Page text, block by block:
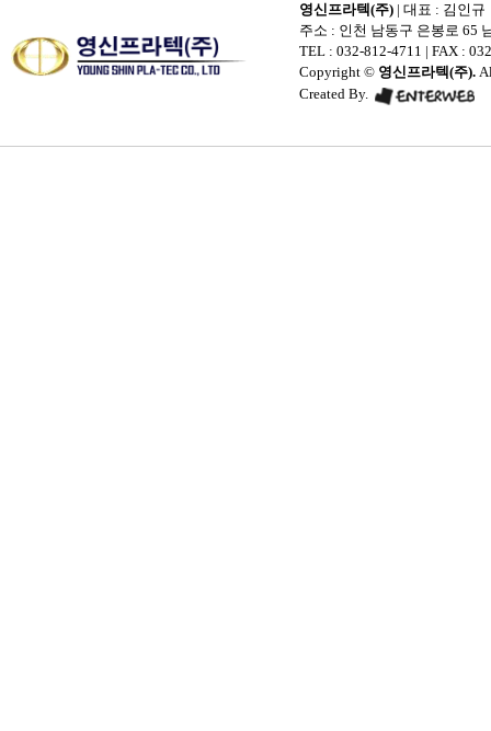
영신프라텍(주) | 대표 : 김인규
주소 : 인천 남동구 은봉로 65
TEL : 032-812-4711 | FAX :
Copyright © 영신프라텍(주).
Created By.